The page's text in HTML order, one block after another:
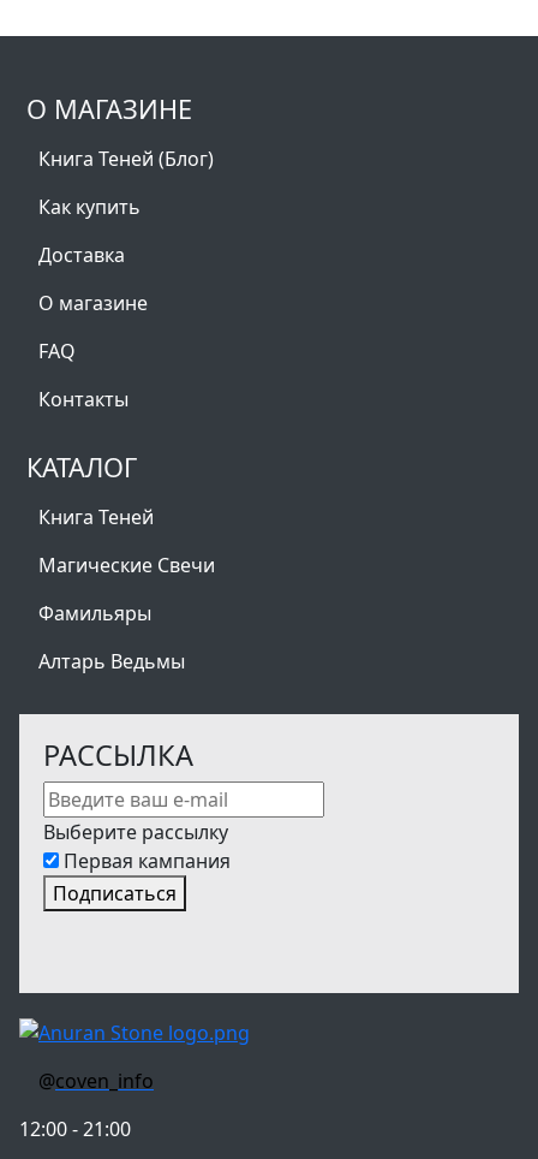
О МАГАЗИНЕ
Книга Теней (Блог)
Как купить
Доставка
О магазине
FAQ
Контакты
КАТАЛОГ
Книга Теней
Магические Свечи
Фамильяры
Алтарь Ведьмы
РАССЫЛКА
Выберите рассылку
Первая кампания
Подписаться
@coven_info
12:00 - 21:00